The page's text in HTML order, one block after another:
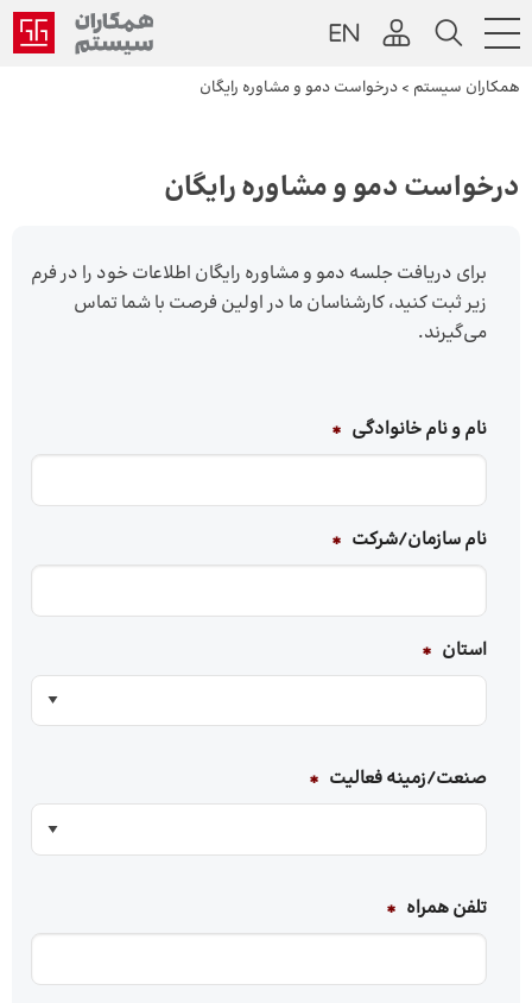
همکاران سیستم > درخواست دمو و مشاوره رایگان
درخواست دمو و مشاوره رایگان
برای دریافت جلسه دمو و مشاوره رایگان اطلاعات خود را در فرم
زیر ثبت کنید، کارشناسان ما در اولین فرصت با شما تماس
می‌گیرند.
نام و نام خانوادگی *
نام سازمان/شرکت *
استان *
صنعت/زمینه‌ فعالیت *
تلفن همراه *